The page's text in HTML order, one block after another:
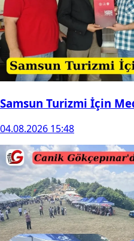
Samsun Turizmi İçin
04.08.2026 15:48